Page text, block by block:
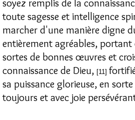
soyez remplis de la
toute sagesse et intelligence
marcher d'une manière digne
entièrement agréables,
sortes de bonnes œuvres et
connaissance de Dieu, [11]
sa puissance glorieuse, en
toujours et avec joie